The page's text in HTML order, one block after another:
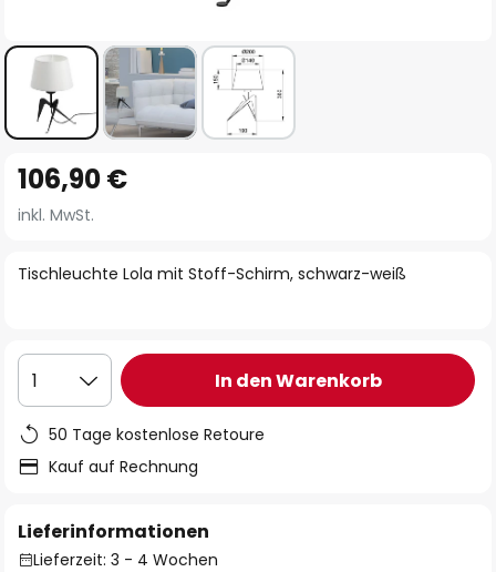
Anfang
der
springen
Tischleuchte Lola mit Stoff-Schirm, schwarz-weiß
106,90 €
inkl. MwSt.
1 In den Warenkorb
50 Tage kostenlose Retoure
Kauf auf Rechnung
Lieferinformationen
Lieferzeit: 3 - 4 Wochen